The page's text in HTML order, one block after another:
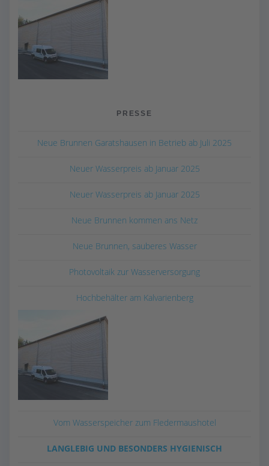
PRESSE
Neue Brunnen Garatshausen in Betrieb ab Juli 2025
Neuer Wasserpreis ab Januar 2025
Neuer Wasserpreis ab Januar 2025
Neue Brunnen kommen ans Netz
Neue Brunnen, sauberes Wasser
Photovoltaik zur Wasserversorgung
Hochbehälter am Kalvarienberg
Vom Wasserspeicher zum Fledermaushotel
LANGLEBIG UND BESONDERS HYGIENISCH